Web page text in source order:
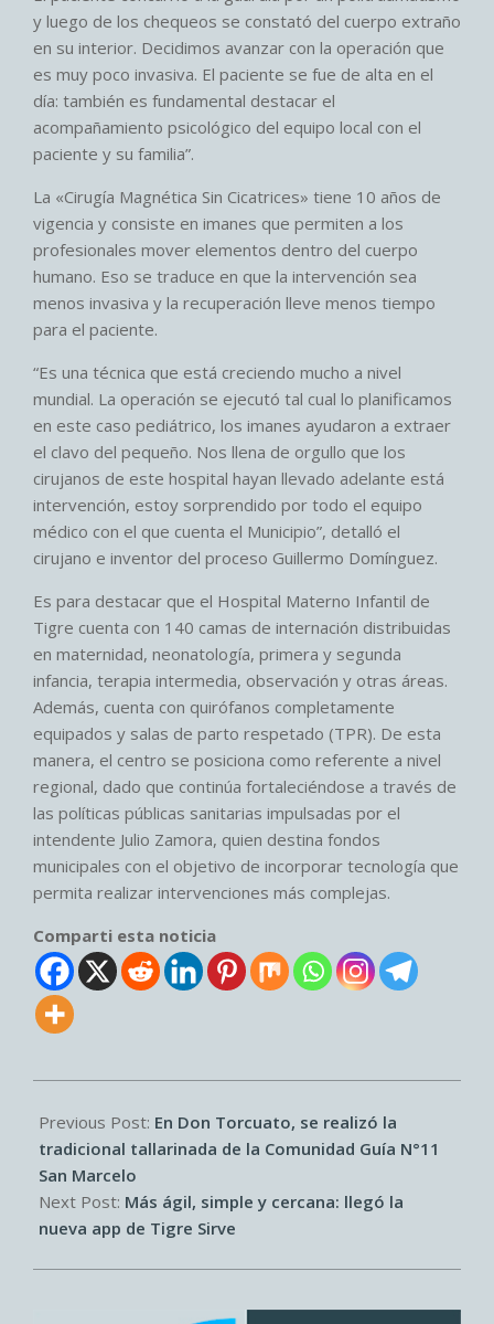
y luego de los chequeos se constató del cuerpo extraño
en su interior. Decidimos avanzar con la operación que
es muy poco invasiva. El paciente se fue de alta en el
día: también es fundamental destacar el
acompañamiento psicológico del equipo local con el
paciente y su familia”.
La «Cirugía Magnética Sin Cicatrices» tiene 10 años de
vigencia y consiste en imanes que permiten a los
profesionales mover elementos dentro del cuerpo
humano. Eso se traduce en que la intervención sea
menos invasiva y la recuperación lleve menos tiempo
para el paciente.
“Es una técnica que está creciendo mucho a nivel
mundial. La operación se ejecutó tal cual lo planificamos
en este caso pediátrico, los imanes ayudaron a extraer
el clavo del pequeño. Nos llena de orgullo que los
cirujanos de este hospital hayan llevado adelante está
intervención, estoy sorprendido por todo el equipo
médico con el que cuenta el Municipio”, detalló el
cirujano e inventor del proceso Guillermo Domínguez.
Es para destacar que el Hospital Materno Infantil de
Tigre cuenta con 140 camas de internación distribuidas
en maternidad, neonatología, primera y segunda
infancia, terapia intermedia, observación y otras áreas.
Además, cuenta con quirófanos completamente
equipados y salas de parto respetado (TPR). De esta
manera, el centro se posiciona como referente a nivel
regional, dado que continúa fortaleciéndose a través de
las políticas públicas sanitarias impulsadas por el
intendente Julio Zamora, quien destina fondos
municipales con el objetivo de incorporar tecnología que
permita realizar intervenciones más complejas.
Comparti esta noticia
06-
27
Previous Post: En Don Torcuato, se realizó la
tradicional tallarinada de la Comunidad Guía N°11
San Marcelo
Next Post: Más ágil, simple y cercana: llegó la
nueva app de Tigre Sirve